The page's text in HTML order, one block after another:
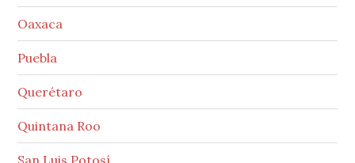
Oaxaca
Puebla
Querétaro
Quintana Roo
San Luis Potosí